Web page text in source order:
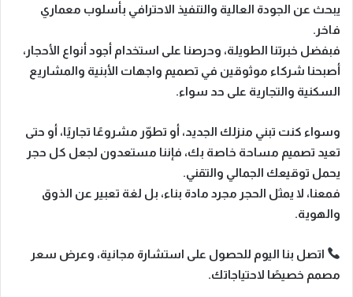
يبحث عن الجودة العالية والتنفيذ الاحترافي بأسلوب معماري
فاخر.
فبفضل خبرتنا الطويلة، وحرصنا على استخدام أجود أنواع الأحجار،
أصبحنا شركاء موثوقين في تصميم واجهات الأبنية والمشاريع
السكنية والتجارية على حد سواء.
وسواء كنت تبني منزلك الجديد، أو تطوّر مشروعًا تجاريًا، أو حتى
تعيد تصميم مساحة خاصة بك، فإننا مستعدون لجعل كل حجر
يحمل توقيعك الجمالي والتقني.
فمعنا، لا يمثل الحجر مجرد مادة بناء، بل لغة تعبير عن الذوق
والهوية.
اتصل بنا اليوم للحصول على استشارة مجانية، وعرض سعر
مصمم خصيصًا لاحتياجاتك.